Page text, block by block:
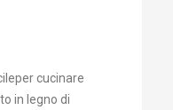
cucinare
in legno di